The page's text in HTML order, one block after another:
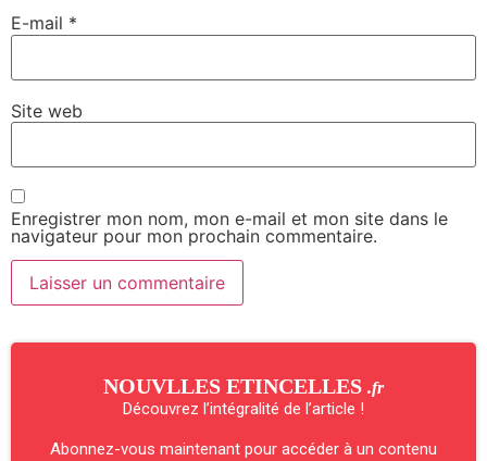
E-mail *
Site web
Enregistrer mon nom, mon e-mail et mon site dans le
navigateur pour mon prochain commentaire.
NOUVLLES ETINCELLES .fr
Découvrez l’intégralité de l’article !
Abonnez-vous maintenant pour accéder à un contenu